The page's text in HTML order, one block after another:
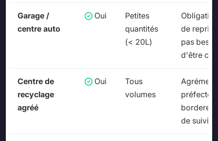
Garage /
centre auto
Oui
Petites
quantités
(< 20L)
Obligation
de
pas
d'être
Centre de
recyclage
agréé
Oui
Tous
volumes
Agrément
de suivi